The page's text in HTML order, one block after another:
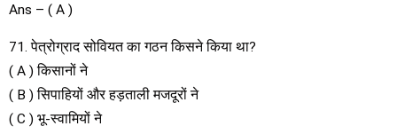
Ans – ( A )
71. पेत्रोग्राद सोवियत का गठन किसने किया था?
( A ) किसानों ने
( B ) सिपाहियों और हड़ताली मजदूरों ने
( C ) भू-स्वामियों ने